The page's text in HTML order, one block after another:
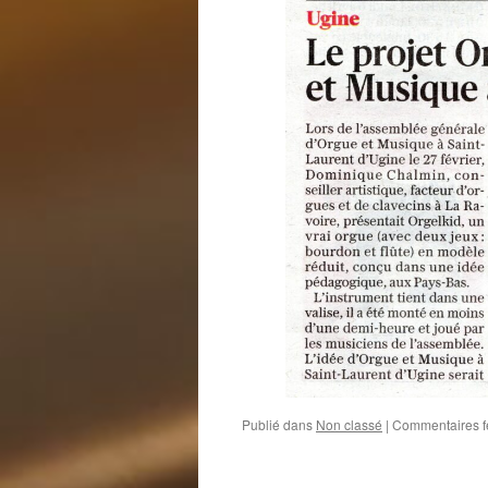
Publié dans Non classé | Commentaires